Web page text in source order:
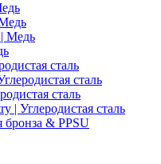
Медь
сталь
сталь
сталь
| Углеродистая сталь
бронза & PPSU